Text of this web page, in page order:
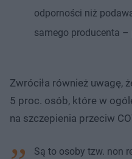
odporności niż
samego producenta –
Zwróciła również uwagę,
5 proc. osób, które w
na szczepienia przeciw
Są to osoby tzw. non